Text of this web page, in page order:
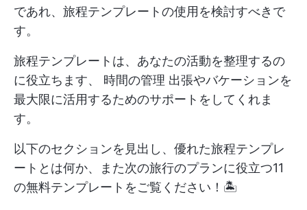
であれ、旅程テンプレートの使用を検討すべきで
す。
旅程テンプレートは、あなたの活動を整理するの
に役立ちます、 時間の管理 出張やバケーションを
最大限に活用するためのサポートをしてくれま
す。
以下のセクションを見出し、優れた旅程テンプレ
ートとは何か、また次の旅行のプランに役立つ11
の無料テンプレートをご覧ください！🏝️